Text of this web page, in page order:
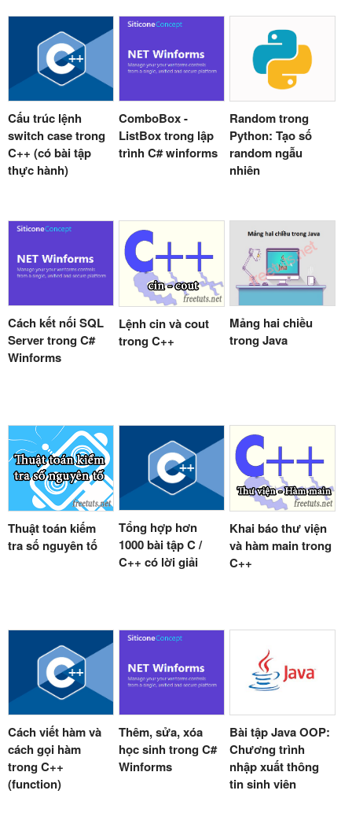
Cấu trúc lệnh
switch case trong
C++ (có bài tập
thực hành)
ComboBox -
ListBox trong lập
trình C# winforms
Random trong
Python: Tạo số
random ngẫu
nhiên
Cách kết nối SQL
Server trong C#
Winforms
Lệnh cin và cout
trong C++
Mảng hai chiều
trong Java
Thuật toán kiếm
tra số nguyên tố
Tổng hợp hơn
1000 bài tập C /
C++ có lời giải
Khai báo thư viện
và hàm main trong
C++
Cách viết hàm và
cách gọi hàm
trong C++
(function)
Thêm, sửa, xóa
học sinh trong C#
Winforms
Bài tập Java OOP:
Chương trình
nhập xuất thông
tin sinh viên